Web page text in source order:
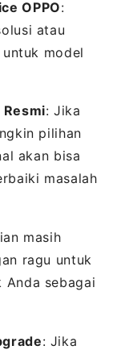
OPPO:
atau
model
: Jika
pilihan
akan bisa
masalah
masih
ragu untuk
Anda sebagai
: Jika